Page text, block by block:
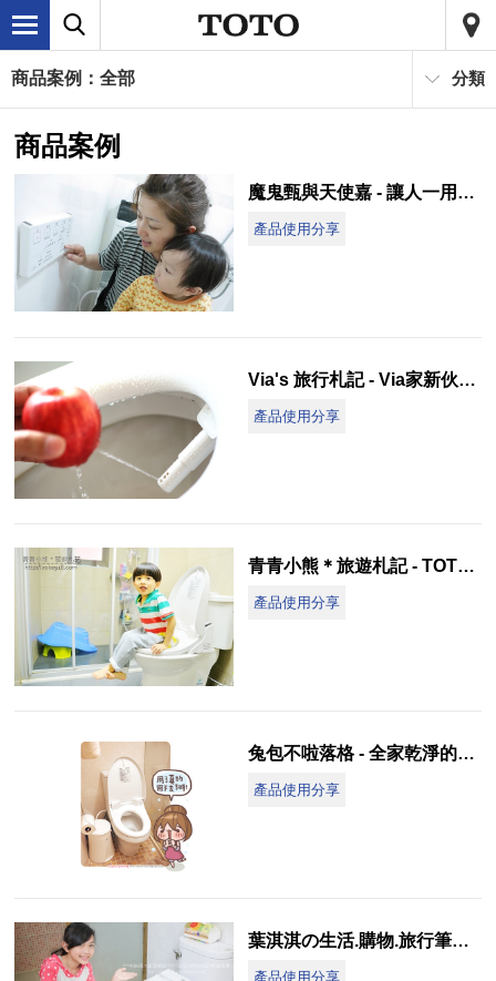
商品案例：全部 分類
商品案例
魔鬼甄與天使嘉 - 讓人一用就回不去的 TOTO WASHLET免治馬桶
產品使用分享
Via's 旅行札記 - Via家新伙伴加入：TOTO WASHLET免治馬桶
產品使用分享
青青小熊＊旅遊札記 - TOTO WASHLET 呵護小屁桃 享受完全的潔淨舒爽
產品使用分享
兔包不啦落格 - 全家乾淨的屁屁都靠 TOTO WASHLET免治馬桶!!
產品使用分享
葉淇淇の生活.購物.旅行筆記 - TOTO WASHLET免治馬桶，寶貝小蜜桃，屁屁更健康
產品使用分享